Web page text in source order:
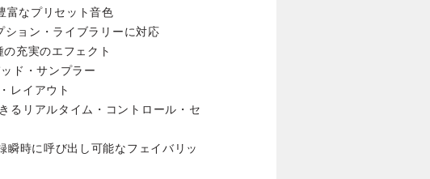
富なプリセット音色
ョン・ライブラリーに対応
充実のエフェクト
ド・サンプラー
レイアウト
るリアルタイム・コントロール・セ
時に呼び出し可能なフェイバリッ